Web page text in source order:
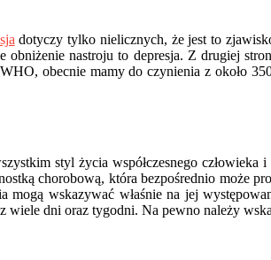
dotyczy tylko nielicznych, że jest to
obniżenie nastroju to depresja. Z drugiej
obecnie mamy do czynienia z około
styl życia współczesnego
chorobową, która bezpośrednio może
mogą wskazywać właśnie na jej
wiele dni oraz tygodni. Na pewno należy